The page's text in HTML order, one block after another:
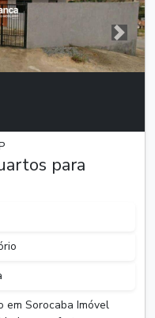
para
em Sorocaba Imóvel